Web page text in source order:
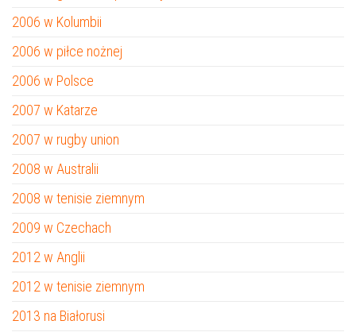
2006 w Kolumbii
2006 w piłce nożnej
2006 w Polsce
2007 w Katarze
2007 w rugby union
2008 w Australii
2008 w tenisie ziemnym
2009 w Czechach
2012 w Anglii
2012 w tenisie ziemnym
2013 na Białorusi